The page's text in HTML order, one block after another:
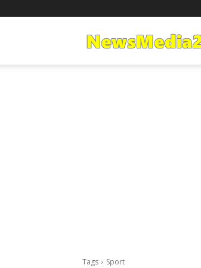
Tags Sport